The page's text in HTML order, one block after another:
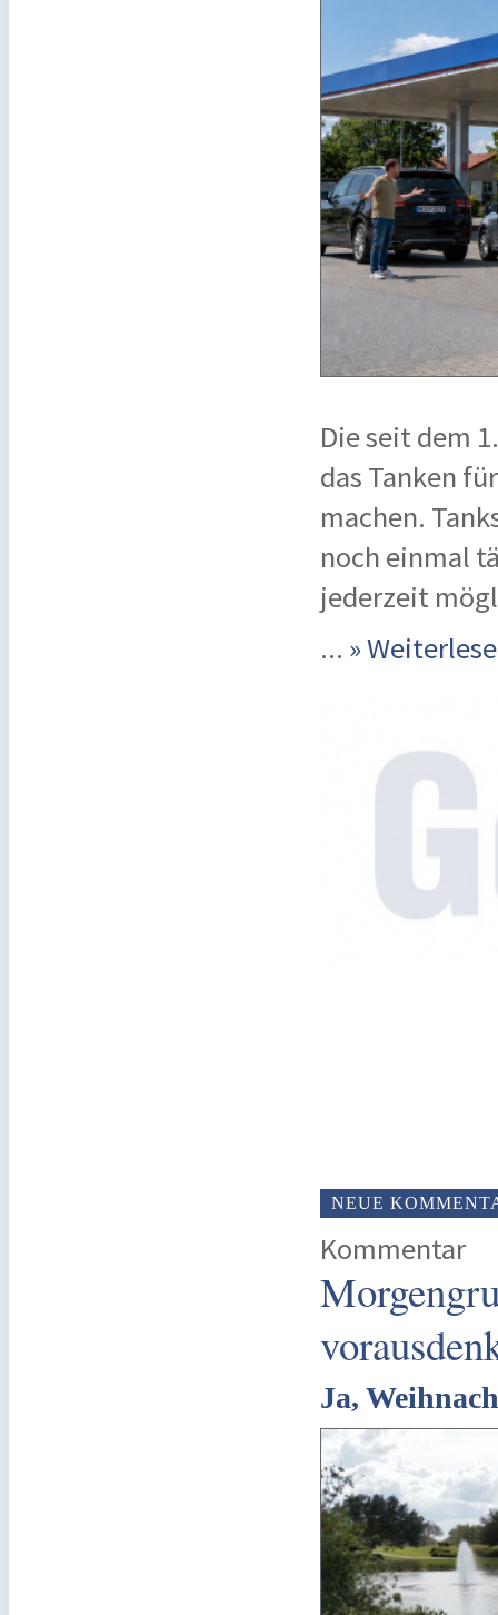
Die seit dem
das Tanken
machen.
noch einmal
jederzeit
... »
NEUE
Kommentar
Ja,